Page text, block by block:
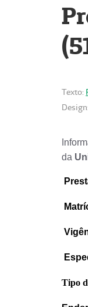
Texto:
Design:
da
Tipo